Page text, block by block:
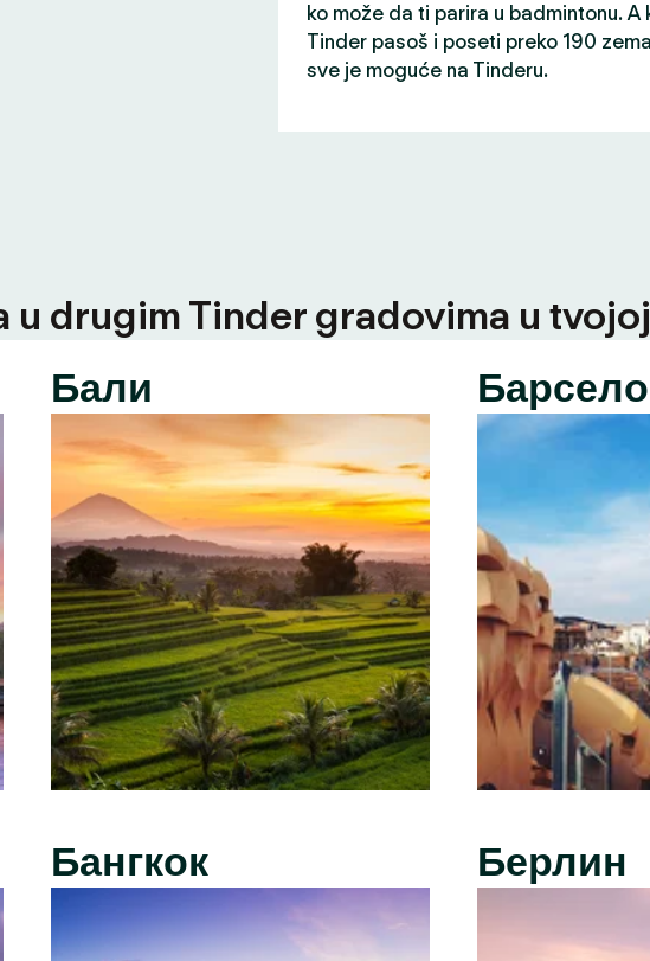
ko može da ti parira u badmintonu.
Tinder pasoš i poseti preko 190
sve je moguće na Tinderu.
u drugim Tinder gradovima u
Бали
Бангкок Берлин